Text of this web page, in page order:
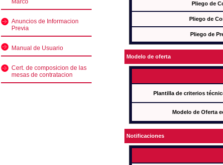
Anuncios de Informacion
Previa
Manual de Usuario
Cert. de composicion de las
mesas de contratacion
Pliego de
Pliego de
Pliego de
Modelo de oferta
Plantilla de criterios
Modelo de Oferta
Notificaciones